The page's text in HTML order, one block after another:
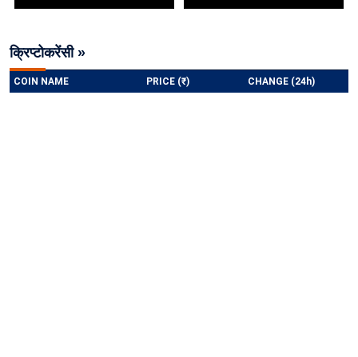
क्रिप्टोकरेंसी »